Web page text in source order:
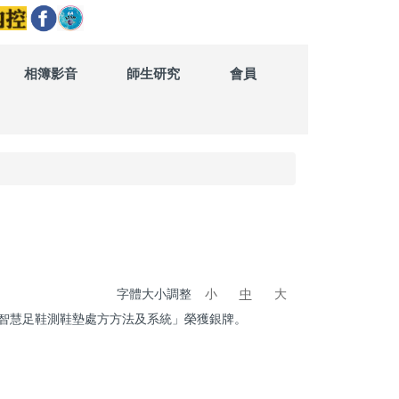
相簿影音 師生研究 會員
字體大小調整 小 中
大
足鞋測鞋墊處方方法及系統」榮獲銀牌。